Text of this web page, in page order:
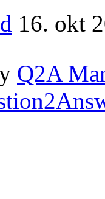
16. okt
Q2A